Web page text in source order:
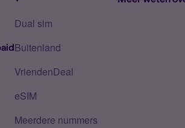
Dual sim
Buitenland
VriendenDeal
eSIM
Meerdere nummers